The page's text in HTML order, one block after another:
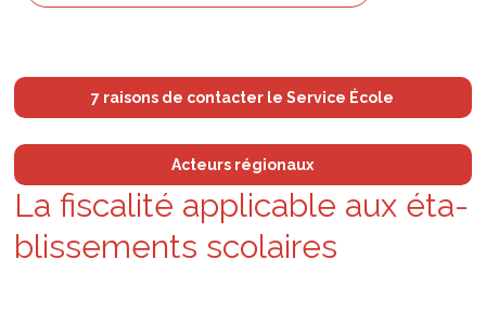
7 raisons de contacter le Service École
Acteurs régionaux
La fis­ca­lité appli­cable aux éta­
blis­se­ments sco­laires